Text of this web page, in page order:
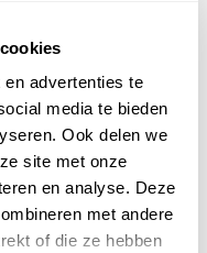
advertenties te
media te bieden
Ook delen we
site met onze
en analyse. Deze
met andere
of die ze hebben